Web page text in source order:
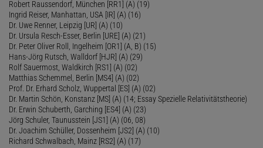
Robert Raussendorf, München [RR1] (A) (19)
Ingrid Reiser, Manhattan, USA [IR] (A) (16)
Dr. Uwe Renner, Leipzig [UR] (A) (10)
Dr. Ursula Resch-Esser, Berlin [URE] (A) (21)
Dr. Peter Oliver Roll, Ingelheim [OR1] (A, B) (15)
Hans-Jörg Rutsch, Walldorf [HJR] (A) (29)
Rolf Sauermost, Waldkirch [RS1] (A) (02)
Matthias Schemmel, Berlin [MS4] (A) (02)
Prof. Dr. Erhard Scholz, Wuppertal [ES] (A) (02)
Dr. Martin Schön, Konstanz [MS] (A) (14; Essay Spezielle Relativitätstheorie)
Dr. Erwin Schuberth, Garching [ES4] (A) (23)
Jörg Schuler, Taunusstein [JS1] (A) (06, 08)
Dr. Joachim Schüller, Dossenheim [JS2] (A) (10)
Richard Schwalbach, Mainz [RS2] (A) (17)